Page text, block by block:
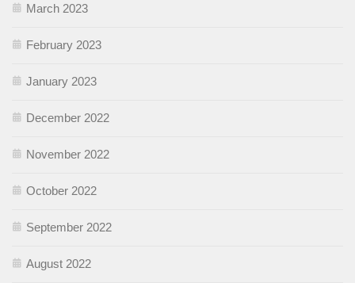
March 2023
February 2023
January 2023
December 2022
November 2022
October 2022
September 2022
August 2022